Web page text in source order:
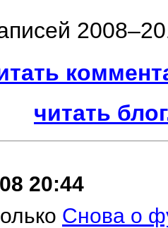
читать
20:44
Снова о